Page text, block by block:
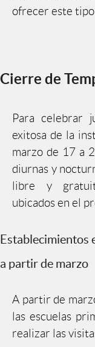
ofrecer este tipo
Cierre de
Para celebrar
exitosa de la
marzo de 17 a
diurnas y
libre y
ubicados en el
Establecimientos
a partir de marzo
A partir de
las escuelas
realizar las